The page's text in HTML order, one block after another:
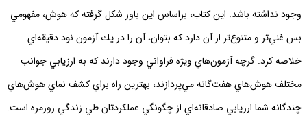
وجود نداشته باشد. اين كتاب، براساس اين باور شكل گرفته كه هوش، مفهومي
بس غني‌تر و متنوع‌تر از آن دارد كه بتوان، آن را در يك آزمون نود دقيقه‌اي
خلاصه كرد. گرچه آزمون‌هاي ويژه فراواني وجود دارند كه به ارزيابي جوانب
مختلف هوش‌هاي هفت‌گانه مي‌پردازند، بهترين راه براي كشف نماي هوش‌هاي
چندگانه شما ارزيابي صادقانه‌اي از چگونگي عملكردتان طي زندگي روزمره است.